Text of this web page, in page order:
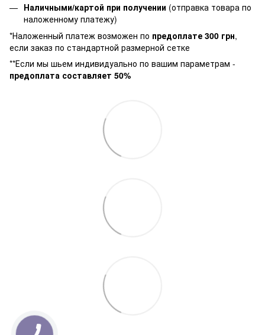
Наличными/картой при получении (отправка товара по
наложенному платежу)
*Наложенный платеж возможен по предоплате 300 грн,
если заказ по стандартной размерной сетке
**Если мы шьем индивидуально по вашим параметрам -
предоплата составляет 50%